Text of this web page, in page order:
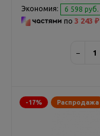
Экономия: 6 598 руб.
по 3 243 ₽
−
-17% Распродажа